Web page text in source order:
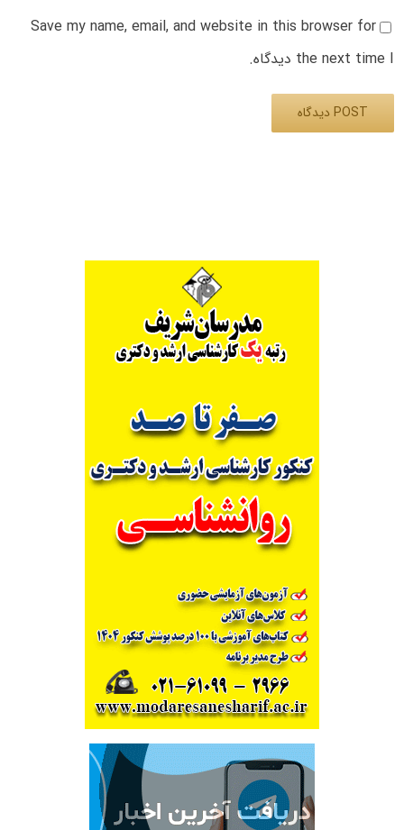
Save my name, email, and website in this browser for
the next time I دیدگاه.